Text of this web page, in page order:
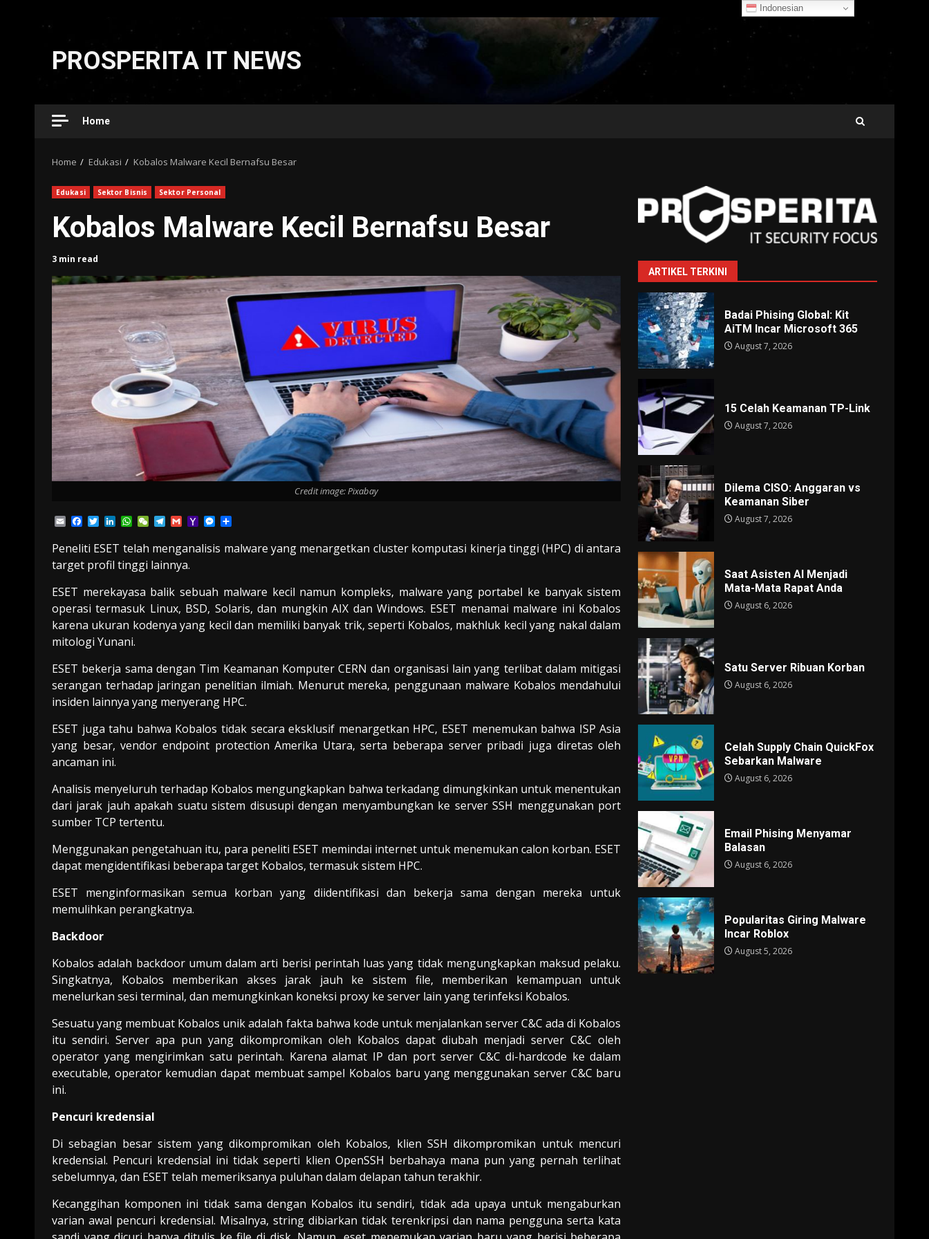
Skip
content
PROSPERITA IT NEWS
Home
Home Edukasi Kobalos Malware Kecil Bernafsu Besar
Edukasi Sektor Bisnis Sektor Personal
Kobalos Malware Kecil Bernafsu Besar
3 min read
Credit image: Pixabay
EmailFacebook
TwitterLinkedIn
WhatsApp
WeChatTelegram
GmailYahooMessenger
Peneliti ESET telah menganalisis malware yang menargetkan cluster komputasi kinerja tinggi (HPC) di antara
target profil tinggi lainnya.
ESET merekayasa balik sebuah malware kecil namun kompleks, malware yang portabel ke banyak sistem
operasi termasuk Linux, BSD, Solaris, dan mungkin AIX dan Windows. ESET menamai malware ini Kobalos
karena ukuran kodenya yang kecil dan memiliki banyak trik, seperti Kobalos, makhluk kecil yang nakal dalam
mitologi Yunani.
ESET bekerja sama dengan Tim Keamanan Komputer CERN dan organisasi lain yang terlibat dalam mitigasi
serangan terhadap jaringan penelitian ilmiah. Menurut mereka, penggunaan malware Kobalos mendahului
insiden lainnya yang menyerang HPC.
ESET juga tahu bahwa Kobalos tidak secara eksklusif menargetkan HPC, ESET menemukan bahwa ISP Asia
yang besar, vendor endpoint protection Amerika Utara, serta beberapa server pribadi juga diretas oleh
ancaman ini.
Analisis menyeluruh terhadap Kobalos mengungkapkan bahwa terkadang dimungkinkan untuk menentukan
dari jarak jauh apakah suatu sistem disusupi dengan menyambungkan ke server SSH menggunakan port
sumber TCP tertentu.
Menggunakan pengetahuan itu, para peneliti ESET memindai internet untuk menemukan calon korban. ESET
dapat mengidentifikasi beberapa target Kobalos, termasuk sistem HPC.
ESET menginformasikan semua korban yang diidentifikasi dan bekerja sama dengan mereka untuk
memulihkan perangkatnya.
Backdoor
Kobalos adalah backdoor umum dalam arti berisi perintah luas yang tidak mengungkapkan maksud pelaku.
Singkatnya, Kobalos memberikan akses jarak jauh ke sistem file, memberikan kemampuan untuk
menelurkan sesi terminal, dan memungkinkan koneksi proxy ke server lain yang terinfeksi Kobalos.
Sesuatu yang membuat Kobalos unik adalah fakta bahwa kode untuk menjalankan server C&C ada di Kobalos
itu sendiri. Server apa pun yang dikompromikan oleh Kobalos dapat diubah menjadi server C&C oleh
operator yang mengirimkan satu perintah. Karena alamat IP dan port server C&C di-hardcode ke dalam
executable, operator kemudian dapat membuat sampel Kobalos baru yang menggunakan server C&C baru
ini.
Pencuri kredensial
Di sebagian besar sistem yang dikompromikan oleh Kobalos, klien SSH dikompromikan untuk mencuri
kredensial. Pencuri kredensial ini tidak seperti klien OpenSSH berbahaya mana pun yang pernah terlihat
sebelumnya, dan ESET telah memeriksanya puluhan dalam delapan tahun terakhir.
Kecanggihan komponen ini tidak sama dengan Kobalos itu sendiri, tidak ada upaya untuk mengaburkan
varian awal pencuri kredensial. Misalnya, string dibiarkan tidak terenkripsi dan nama pengguna serta kata
ARTIKEL TERKINI
Badai Phising Global: Kit
AiTM Incar Microsoft 365
August 7, 2026
15 Celah Keamanan TP-Link
August 7, 2026
Dilema CISO: Anggaran vs
Keamanan Siber
August 7, 2026
Saat Asisten AI Menjadi
Mata-Mata Rapat Anda
August 6, 2026
Satu Server Ribuan Korban
August 6, 2026
Celah Supply Chain QuickFox
Sebarkan Malware
August 6, 2026
Email Phising Menyamar
Balasan
August 6, 2026
Popularitas Giring Malware
Incar Roblox
August 5, 2026
Indonesian